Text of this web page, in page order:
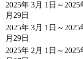
2025年 3月 1日～2025
月29日
2025年 3月 1日～2025
月29日
2025年 2月 1日～2025